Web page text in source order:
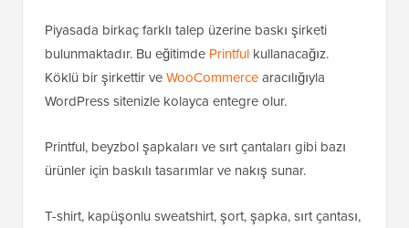
Piyasada birkaç farklı talep üzerine baskı şirketi
bulunmaktadır. Bu eğitimde Printful kullanacağız.
Köklü bir şirkettir veWooCommercearacılığıyla
WordPress sitenizle kolayca entegre olur.
Printful, beyzbol şapkaları ve sırt çantaları gibi bazı
ürünler için baskılı tasarımlar ve nakış sunar.
T-shirt, kapüşonlu sweatshirt, şort, şapka, sırt çantası,